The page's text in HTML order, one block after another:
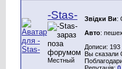
-Stas-
Местный
Звідки Ви:
Авто:
Дописи: 193
Вы сказали
Репутація: 0